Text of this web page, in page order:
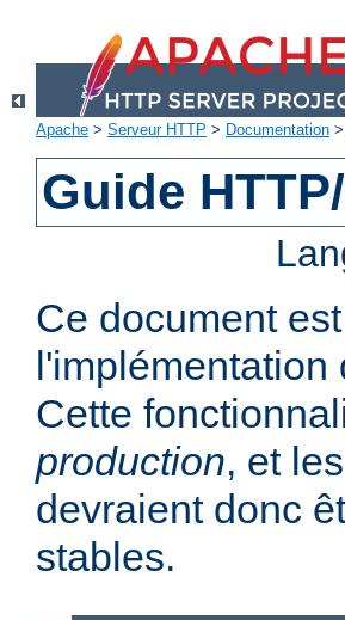
Apache > Serveur HTTP > Documentation >
Guide
Ce document
l'implémentation
Cette
production, et
devraient donc
stables.